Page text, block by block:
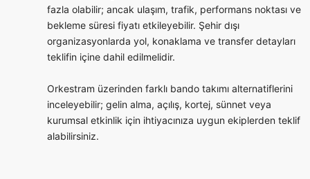
fazla olabilir; ancak ulaşım, trafik, performans noktası ve
bekleme süresi fiyatı etkileyebilir. Şehir dışı
organizasyonlarda yol, konaklama ve transfer detayları
teklifin içine dahil edilmelidir.
Orkestram üzerinden farklı bando takımı alternatiflerini
inceleyebilir; gelin alma, açılış, kortej, sünnet veya
kurumsal etkinlik için ihtiyacınıza uygun ekiplerden teklif
alabilirsiniz.